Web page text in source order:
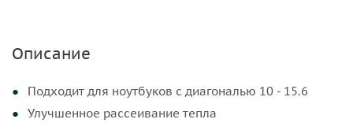
Описание
Подходит для ноутбуков с диагональю 10 - 15.6
Улучшенное рассеивание тепла